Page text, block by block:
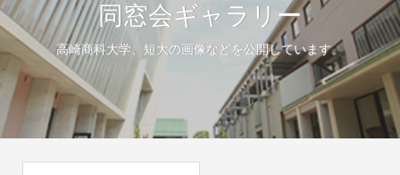
同窓会ギャラリー
高崎商科大学、短大の画像などを公開しています。